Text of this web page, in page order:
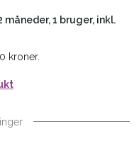
1 bruger, inkl.
kroner.